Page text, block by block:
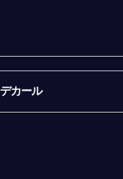
カール